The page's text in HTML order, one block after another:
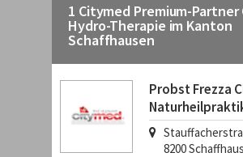
1 Citymed Premium-Partner
Hydro-Therapie im Kanton
Schaffhausen
Probst Frezza
8200